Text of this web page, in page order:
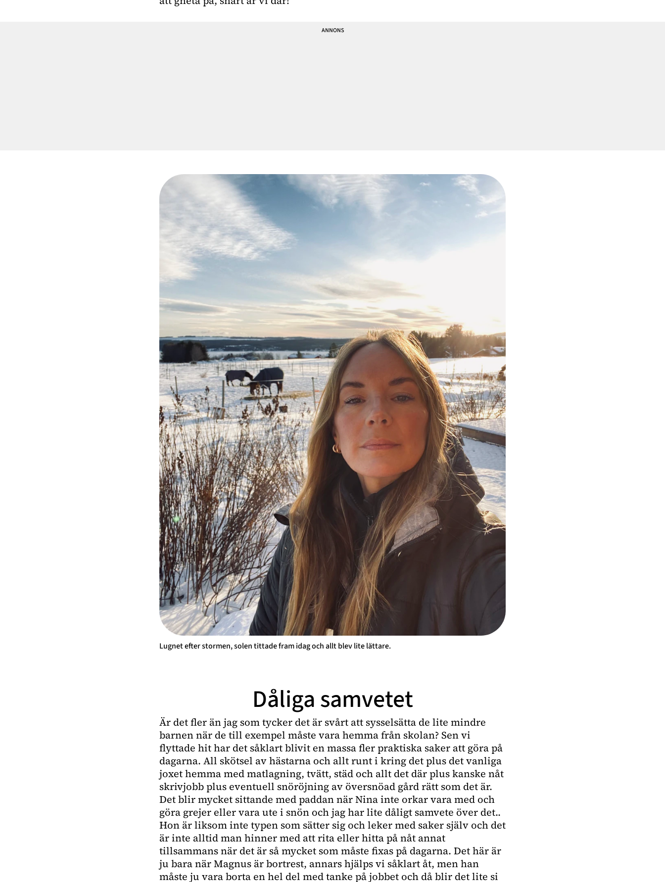
Lugnet efter stormen, solen tittade fram idag och allt blev lite lättare.
Dåliga samvetet
Är det fler än jag som tycker det är svårt att sysselsätta de lite mindre
barnen när de till exempel måste vara hemma från skolan? Sen vi
flyttade hit har det såklart blivit en massa fler praktiska saker att göra på
dagarna. All skötsel av hästarna och allt runt i kring det plus det vanliga
joxet hemma med matlagning, tvätt, städ och allt det där plus kanske nåt
skrivjobb plus eventuell snöröjning av översnöad gård rätt som det är.
Det blir mycket sittande med paddan när Nina inte orkar vara med och
göra grejer eller vara ute i snön och jag har lite dåligt samvete över det..
Hon är liksom inte typen som sätter sig och leker med saker själv och det
är inte alltid man hinner med att rita eller hitta på nåt annat
tillsammans när det är så mycket som måste fixas på dagarna. Det här är
ju bara när Magnus är bortrest, annars hjälps vi såklart åt, men han
måste ju vara borta en hel del med tanke på jobbet och då blir det lite si